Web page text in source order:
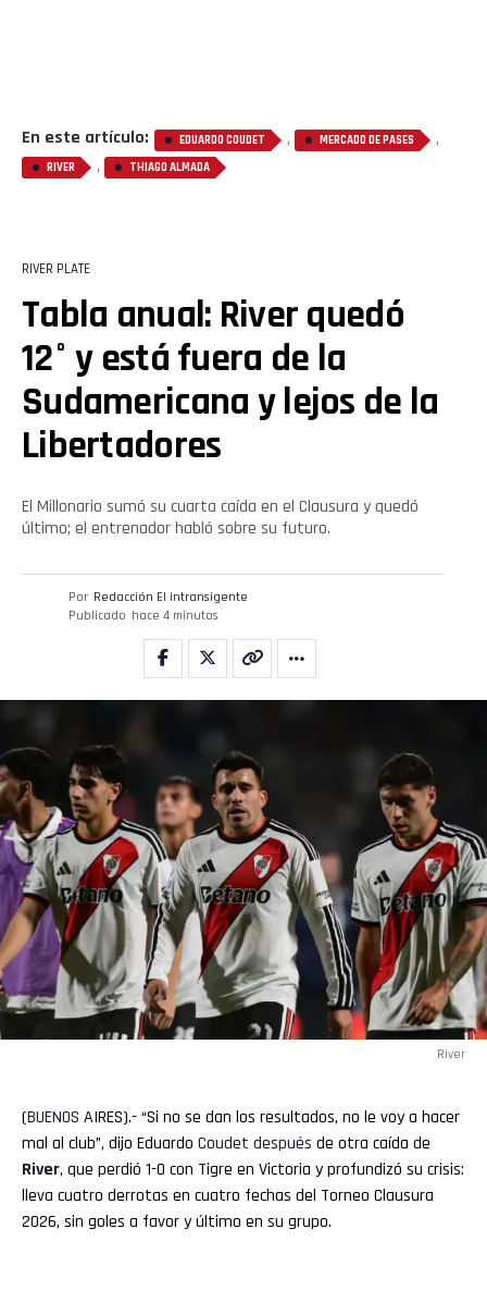
En este artículo: EDUARDO COUDET , MERCADO DE PASES ,
RIVER , THIAGO ALMADA
RIVER PLATE
Tabla anual: River quedó
12° y está fuera de la
Sudamericana y lejos de la
Libertadores
El Millonario sumó su cuarta caída en el Clausura y quedó
último; el entrenador habló sobre su futuro.
Por Redacción El intransigente
Publicado hace 4 minutos
River
(BUENOS AIRES).- “Si no se dan los resultados, no le voy a hacer
mal al club”, dijo Eduardo Coudet después de otra caída de
River, que perdió 1-0 con Tigre en Victoria y profundizó su crisis:
lleva cuatro derrotas en cuatro fechas del Torneo Clausura
2026, sin goles a favor y último en su grupo.